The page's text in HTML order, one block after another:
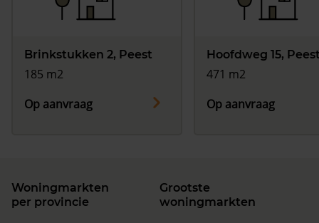
Brinkstukken 2, Peest
185 m2
Op aanvraag
Hoofdweg 15,
471 m2
Op aanvraag
Woningmarkten
per provincie
Grootste
woningmarkten